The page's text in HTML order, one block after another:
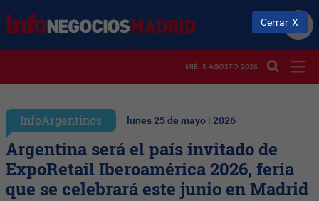
MIÉ. 5 AGOSTO 2026
InfoArgentinos lunes 25 de mayo | 2026
Argentina será el país invitado de
ExpoRetail Iberoamérica 2026, feria
que se celebrará este junio en Madrid
Cerrar